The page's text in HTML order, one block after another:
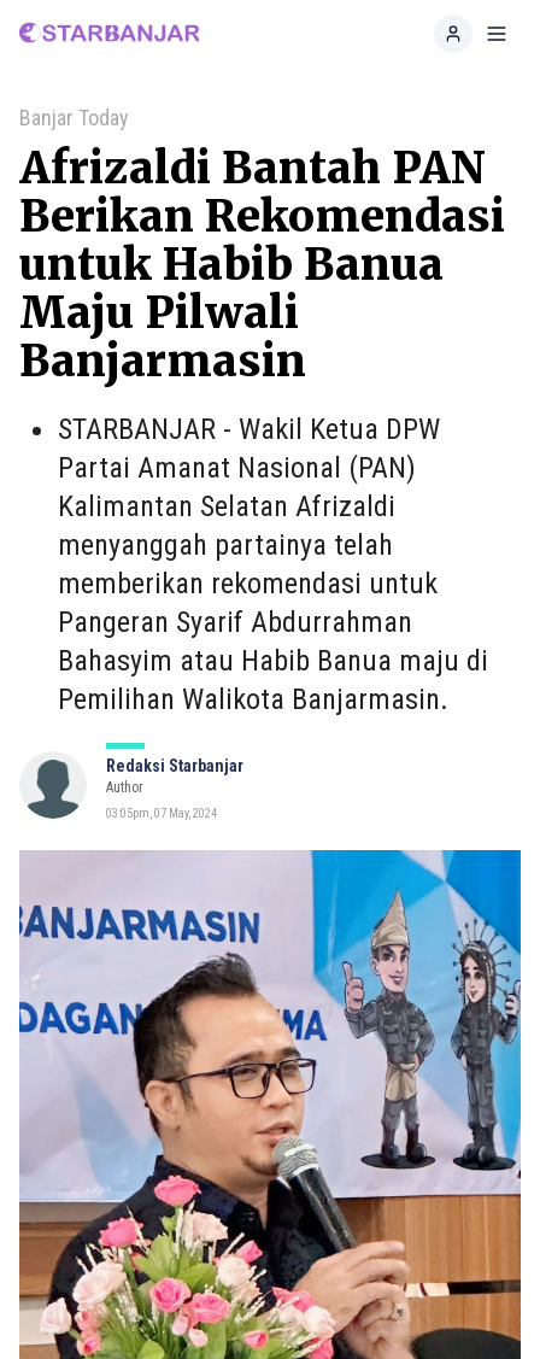
Home
Banjar Today
Afrizaldi Bantah PAN
Berikan Rekomendasi
untuk Habib Banua
Maju Pilwali
Banjarmasin
STARBANJAR - Wakil Ketua DPW
Partai Amanat Nasional (PAN)
Kalimantan Selatan Afrizaldi
menyanggah partainya telah
memberikan rekomendasi untuk
Pangeran Syarif Abdurrahman
Bahasyim atau Habib Banua maju di
Pemilihan Walikota Banjarmasin.
Redaksi Starbanjar
Author
03:05pm, 07 May, 2024